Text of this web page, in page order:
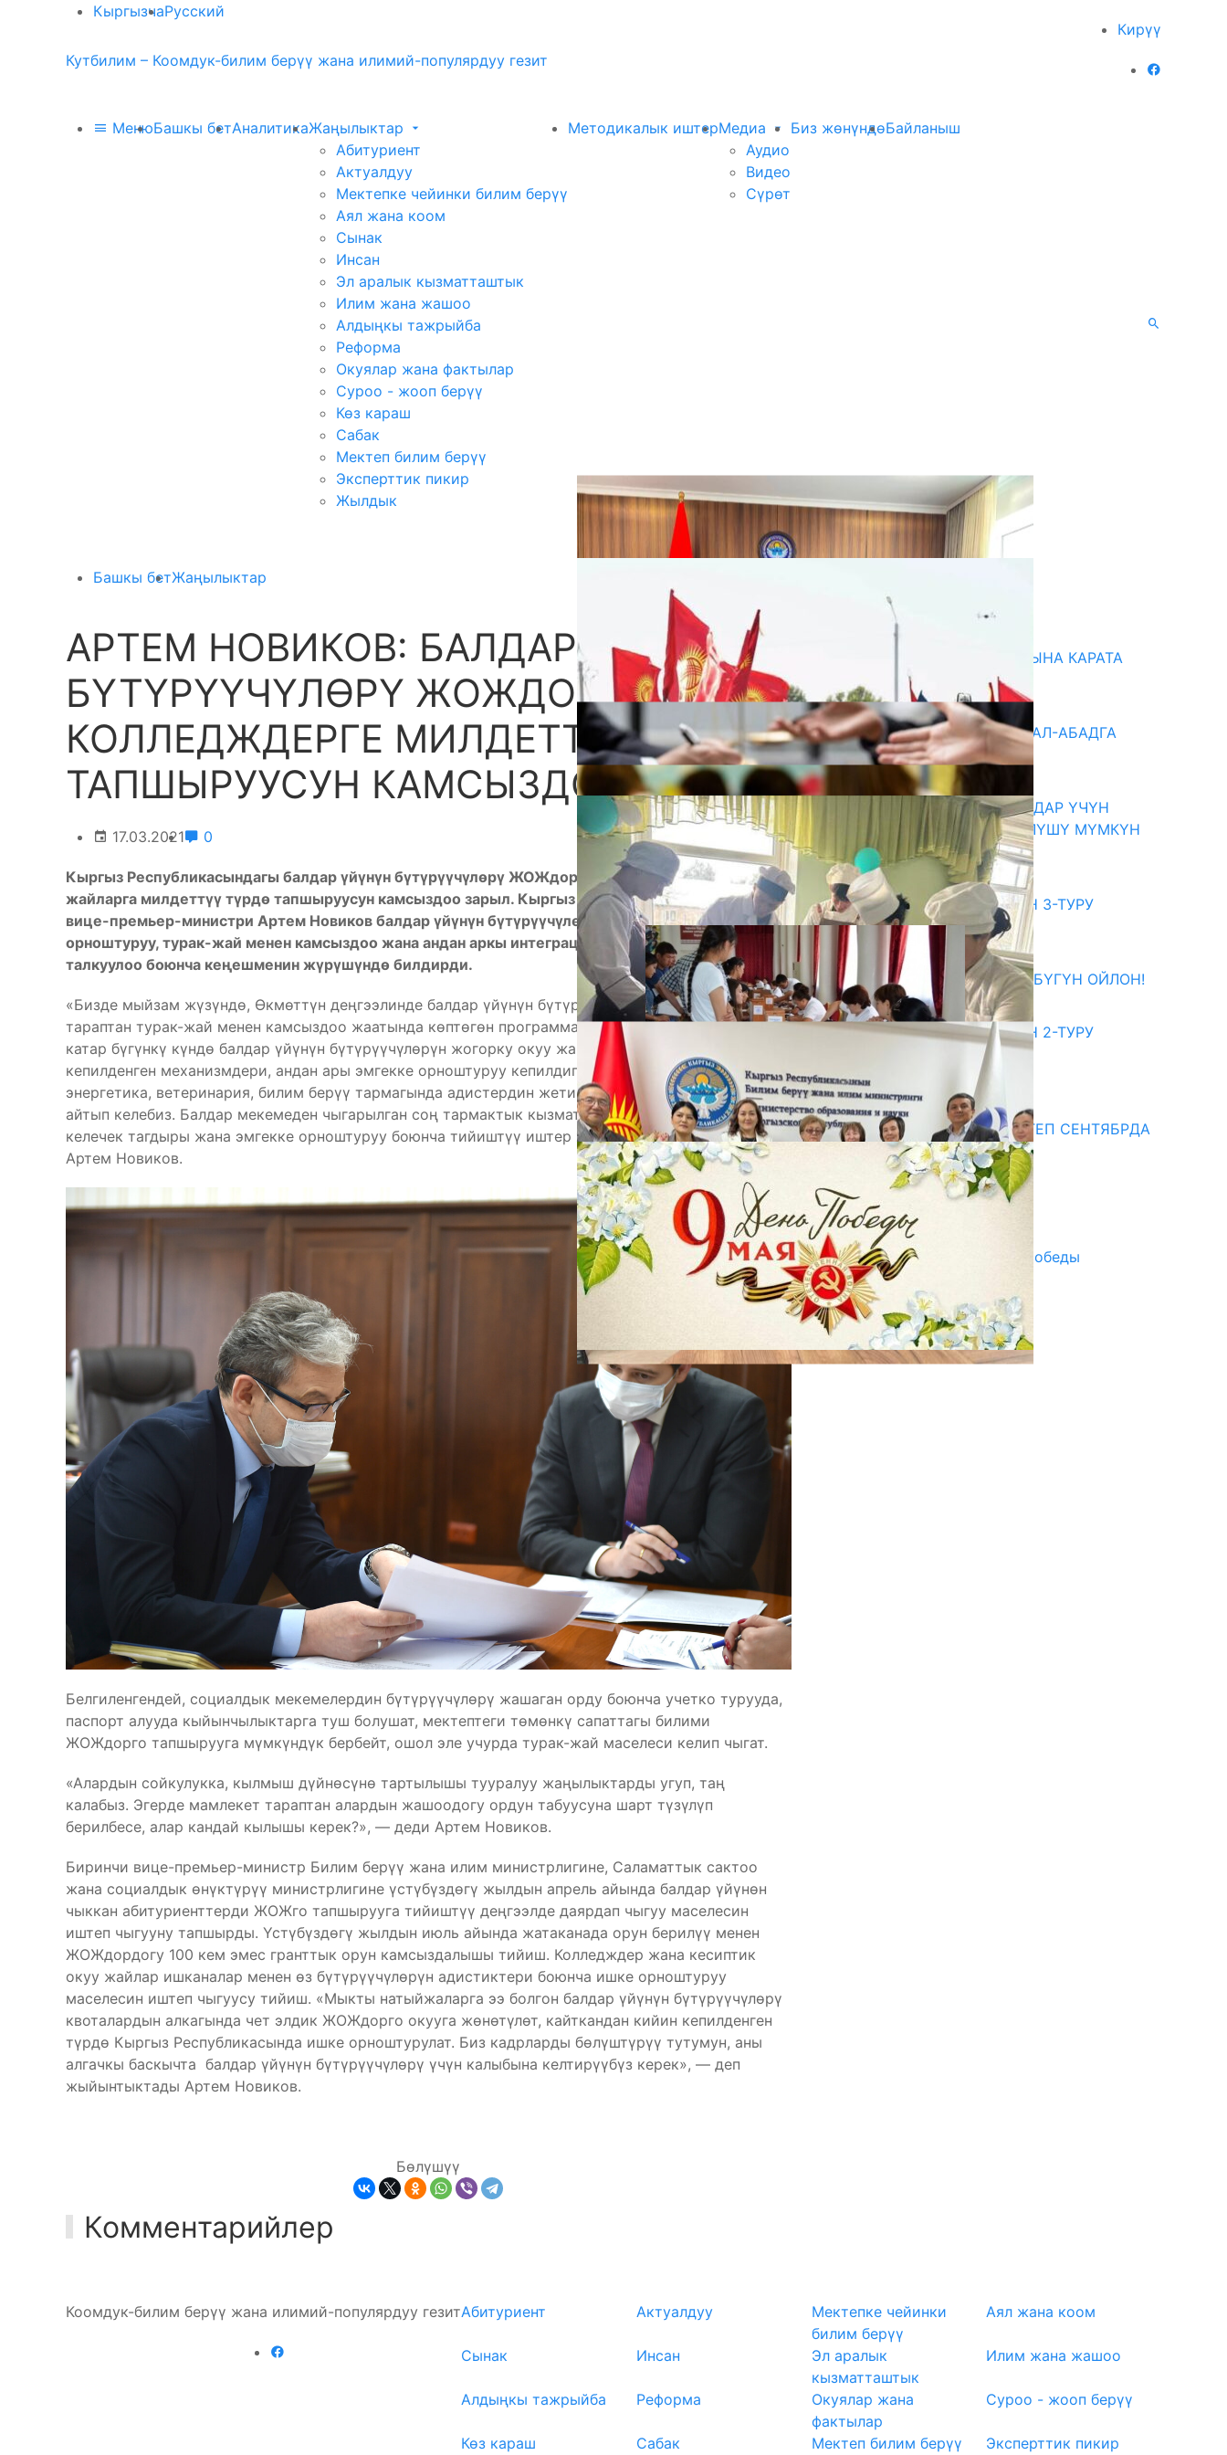
КыргызчаРусский
Кирүү
Кутбилим – Коомдук-билим берүү жана илимий-популярдуу гезит
МенюБашкы бетАналитикаЖаңылыктар
Абитуриент
Актуалдуу
Мектепке чейинки билим берүү
Аял жана коом
Сынак
Инсан
Эл аралык кызматташтык
Илим жана жашоо
Алдыңкы тажрыйба
Реформа
Окуялар жана фактылар
Суроо - жооп берүү
Көз караш
Сабак
Мектеп билим берүү
Эксперттик пикир
Жылдык
Методикалык иштерМедиа
Аудио
Видео
Сүрөт
Биз жөнүндөБайланыш
Башкы бетЖаңылыктар
АРТЕМ НОВИКОВ: БАЛДАР ҮЙҮНҮН
БҮТҮРҮҮЧҮЛӨРҮ ЖОЖДОРГО ЖАНА
КОЛЛЕДЖДЕРГЕ МИЛДЕТТҮҮ ТҮРДӨ
ТАПШЫРУУСУН КАМСЫЗДОО ЗАРЫЛ
17.03.2021 0
Кыргыз Республикасындагы балдар үйүнүн бүтүрүүчүлөрү ЖОЖдорго жана орто кесиптик окуу
жайларга милдеттүү түрдө тапшыруусун камсыздоо зарыл. Кыргыз Республикасынын биринчи
вице-премьер-министри Артем Новиков балдар үйүнүн бүтүрүүчүлөрүн билим берүү, эмгекке
орноштуруу, турак-жай менен камсыздоо жана андан аркы интеграциялоо маселелерин
талкуулоо боюнча кеңешменин жүрүшүндө билдирди.
«Бизде мыйзам жүзүндө, Өкмөттүн деңгээлинде балдар үйүнүн бүтүрүүчүлөрүн мамлекет
тараптан турак-жай менен камсыздоо жаатында көптөгөн программалар кабыл алынган. Буга
катар бүгүнкү күндө балдар үйүнүн бүтүрүүчүлөрүн жогорку окуу жайларда окутуунун
кепилденген механизмдери, андан ары эмгекке орноштуруу кепилдиги жок. Ошол эле учурда
энергетика, ветеринария, билим берүү тармагында адистердин жетишсиздиги орун алгандыгын
айтып келебиз. Балдар мекемеден чыгарылган соң тармактык кызматтар аркылуу алардын
келечек тагдыры жана эмгекке орноштуруу боюнча тийиштүү иштер жүргүзүлбөйт», — деди
Артем Новиков.
Белгиленгендей, социалдык мекемелердин бүтүрүүчүлөрү жашаган орду боюнча учетко турууда,
паспорт алууда кыйынчылыктарга туш болушат, мектептеги төмөнкү сапаттагы билими
ЖОЖдорго тапшырууга мүмкүндүк бербейт, ошол эле учурда турак-жай маселеси келип чыгат.
«Алардын сойкулукка, кылмыш дүйнөсүнө тартылышы тууралуу жаңылыктарды угуп, таң
калабыз. Эгерде мамлекет тараптан алардын жашоодогу ордун табуусуна шарт түзүлүп
берилбесе, алар кандай кылышы керек?», — деди Артем Новиков.
Биринчи вице-премьер-министр Билим берүү жана илим министрлигине, Саламаттык сактоо
жана социалдык өнүктүрүү министрлигине үстүбүздөгү жылдын апрель айында балдар үйүнөн
чыккан абитуриенттерди ЖОЖго тапшырууга тийиштүү деңгээлде даярдап чыгуу маселесин
иштеп чыгууну тапшырды. Үстүбүздөгү жылдын июль айында жатаканада орун берилүү менен
ЖОЖдордогу 100 кем эмес гранттык орун камсыздалышы тийиш. Колледждер жана кесиптик
окуу жайлар ишканалар менен өз бүтүрүүчүлөрүн адистиктери боюнча ишке орноштуруу
маселесин иштеп чыгуусу тийиш. «Мыкты натыйжаларга ээ болгон балдар үйүнүн бүтүрүүчүлөрү
квоталардын алкагында чет элдик ЖОЖдорго окууга жөнөтүлөт, кайткандан кийин кепилденген
түрдө Кыргыз Республикасында ишке орноштурулат. Биз кадрларды бөлүштүрүү тутумун, аны
алгачкы баскычта балдар үйүнүн бүтүрүүчүлөрү үчүн калыбына келтирүүбүз керек», — деп
жыйынтыктады Артем Новиков.
Бөлүшүү
Комментарийлер
Акыркы жаңылыктар
НАРЫНДА ЖАҢЫ ОКУУ ЖЫЛЫНА КАРАТА
ДАЯРДЫКТАР ТАЛКУУЛАНДЫ
07.08.2026
«БИРИМДИК КЕРБЕНИ» ЖАЛАЛ-АБАДГА
КЕЛДИ
07.08.2026
КОРРУПЦИЯНЫ КАБАРЛАГАНДАР ҮЧҮН
КОРГОО ЧАРАЛАРЫ КҮЧӨТҮЛҮШҮ МҮМКҮН
07.08.2026
Абитуриент
ЖОЖДОРГО КАБЫЛ АЛУУНУН 3-ТУРУ
БАШТАЛДЫ
27.07.2026
ӨЗҮҢДҮН КЕЛЕЧЕГИҢ ҮЧҮН БҮГҮН ОЙЛОН!
20.07.2026
ЖОЖДОРГО КАБЫЛ АЛУУНУН 2-ТУРУ
20.07.2026
Медиа
СУЗАКТА 750 ОРУНДУУ МЕКТЕП СЕНТЯБРДА
ПАЙДАЛАНУУГА БЕРИЛЕТ
07.08.2025
Улуу Жеңиштин жандуу сөзү
29.04.2025
Награды в преддверии Дня Победы
29.04.2025
Коомдук-билим берүү жана илимий-популярдуу гезитАбитуриент Актуалдуу
Мектепке чейинки
билим берүү
Аял жана коом
Сынак Инсан
Эл аралык
кызматташтык
Илим жана жашоо
Алдыңкы тажрыйба Реформа
Окуялар жана
фактылар
Суроо - жооп берүү
Көз караш Сабак Мектеп билим берүү Эксперттик пикир